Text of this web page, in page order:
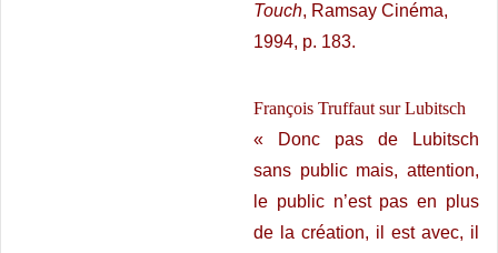
Touch, Ramsay Cinéma,
1994, p. 183.
François Truffaut sur Lubitsch
« Donc pas de Lubitsch
sans public mais, attention,
le public n’est pas en plus
de la création, il est avec, il